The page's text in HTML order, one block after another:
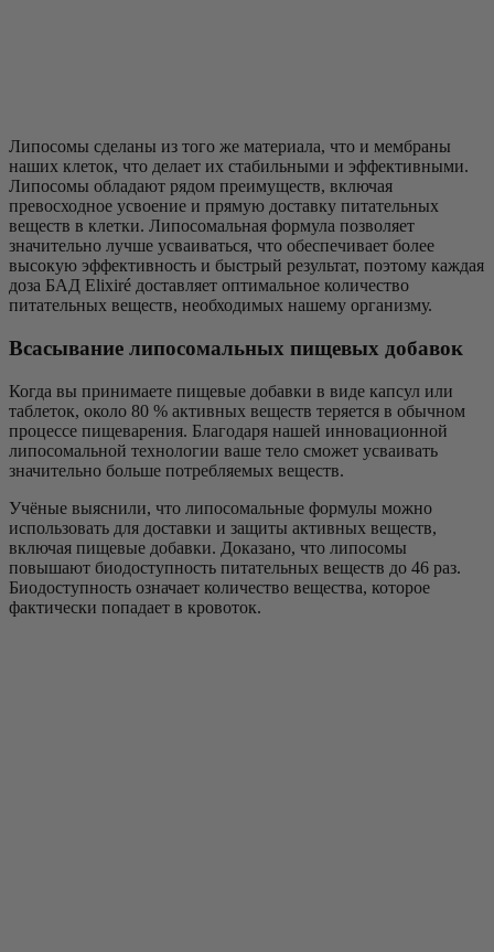
Липосомы сделаны из того же материала, что и мембраны
наших клеток, что делает их стабильными и эффективными.
Липосомы обладают рядом преимуществ, включая
превосходное усвоение и прямую доставку питательных
веществ в клетки. Липосомальная формула позволяет
значительно лучше усваиваться, что обеспечивает более
высокую эффективность и быстрый результат, поэтому каждая
доза БАД Elixiré доставляет оптимальное количество
питательных веществ, необходимых нашему организму.
Всасывание липосомальных пищевых добавок
Когда вы принимаете пищевые добавки в виде капсул или
таблеток, около 80 % активных веществ теряется в обычном
процессе пищеварения. Благодаря нашей инновационной
липосомальной технологии ваше тело сможет усваивать
значительно больше потребляемых веществ.
Учёные выяснили, что липосомальные формулы можно
использовать для доставки и защиты активных веществ,
включая пищевые добавки. Доказано, что липосомы
повышают биодоступность питательных веществ до 46 раз.
Биодоступность означает количество вещества, которое
фактически попадает в кровоток.